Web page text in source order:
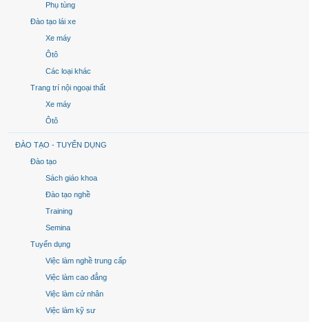
Phụ tùng
Đào tạo lái xe
Xe máy
Ôtô
Các loại khác
Trang trí nội ngoại thất
Xe máy
Ôtô
ĐÀO TẠO - TUYỂN DỤNG
Đào tạo
Sách giáo khoa
Đào tạo nghề
Training
Semina
Tuyển dụng
Việc làm nghề trung cấp
Việc làm cao đẳng
Việc làm cử nhân
Việc làm kỹ sư